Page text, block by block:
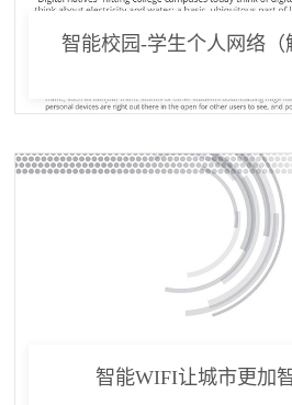
智能校园-学生个人网络（
智能WIFI让城市更加